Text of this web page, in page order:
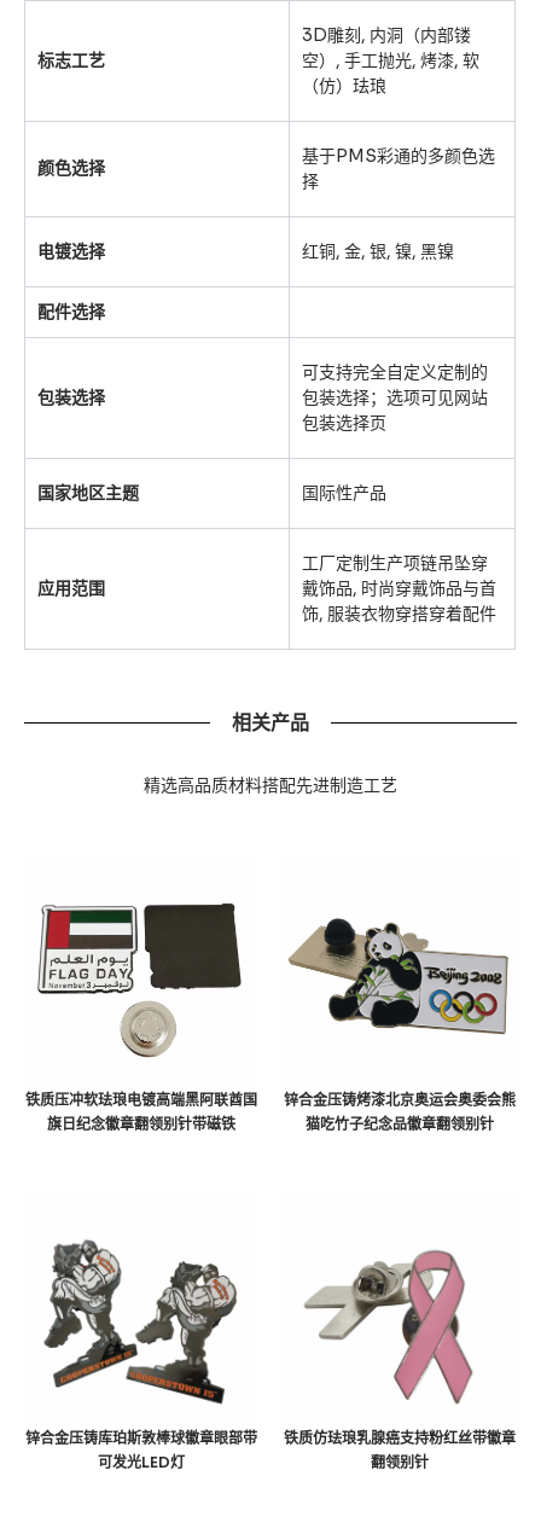
标志工艺
3D雕刻, 内洞（内部镂
空）, 手工抛光, 烤漆, 软
（仿）珐琅
颜色选择
基于PMS彩通的多颜色选
择
电镀选择 红铜, 金, 银, 镍, 黑镍
配件选择
包装选择
可支持完全自定义定制的
包装选择；选项可见网站
包装选择页
国家地区主题 国际性产品
应用范围
工厂定制生产项链吊坠穿
戴饰品, 时尚穿戴饰品与首
饰, 服装衣物穿搭穿着配件
相关产品
精选高品质材料搭配先进制造工艺
铁质压冲软珐琅电镀高端黑阿联酋国
旗日纪念徽章翻领别针带磁铁
锌合金压铸烤漆北京奥运会奥委会熊
猫吃竹子纪念品徽章翻领别针
锌合金压铸库珀斯敦棒球徽章眼部带
可发光LED灯
铁质仿珐琅乳腺癌支持粉红丝带徽章
翻领别针